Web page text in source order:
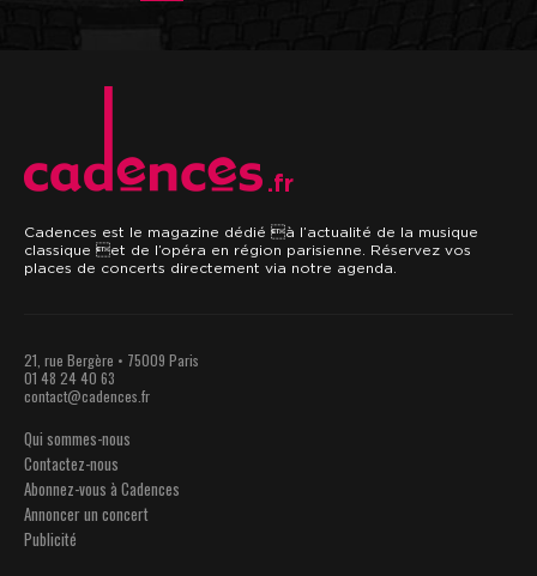
.fr
Cadences est le magazine dédié à l’actualité de la musique
classique et de l’opéra en région parisienne. Réservez vos
places de concerts directement via notre agenda.
21, rue Bergère • 75009 Paris
01 48 24 40 63
contact@cadences.fr
Qui sommes-nous
Contactez-nous
Abonnez-vous à Cadences
Annoncer un concert
Publicité